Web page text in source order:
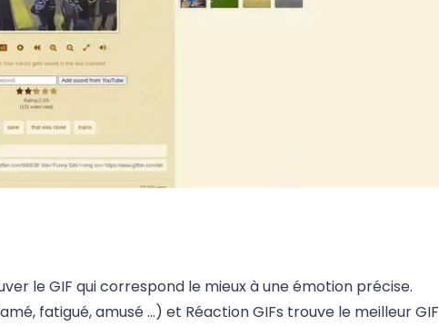
le GIF qui correspond le mieux à une émotion précise.
fatigué, amusé …) et Réaction GIFs trouve le meilleur GIF